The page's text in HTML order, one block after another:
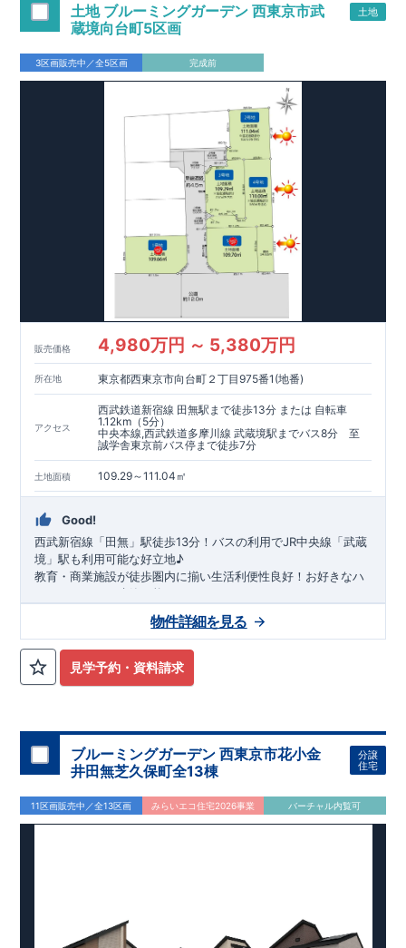
土地 ブルーミングガーデン 西東京市武
蔵境向台町5区画
土地
3区画販売中／全5区画 完成前
販売価格 4,980万円 ～ 5,380万円
所在地 東京都西東京市向台町２丁目975番1(地番)
アクセス
西武鉄道新宿線 田無駅まで徒歩13分 または 自転車
1.12km（5分）
中央本線,西武鉄道多摩川線 武蔵境駅までバス8分 至
誠学舎東京前バス停まで徒歩7分
土地面積 109.29～111.04㎡
Good!
西武新宿線「田無」駅徒歩13分！バスの利用でJR中央線「武蔵
境」駅も利用可能な好立地♪
教育・商業施設が徒歩圏内に揃い生活利便性良好！お好きなハ
ウスメイカーで建築可能♪
南側前面12m（公道）かつ、隣地東・北側は中学校庭及び校庭
のため陽当たり良好！
建蔽率50%・容積率150%の用途に恵まれた開発分譲地全5区画
堂々誕生！見学予約・資料請求
物件詳細を見る
ブルーミングガーデン 西東京市花小金
井田無芝久保町全13棟
分譲
住宅
11区画販売中／全13区画 みらいエコ住宅2026事業 バーチャル内覧可